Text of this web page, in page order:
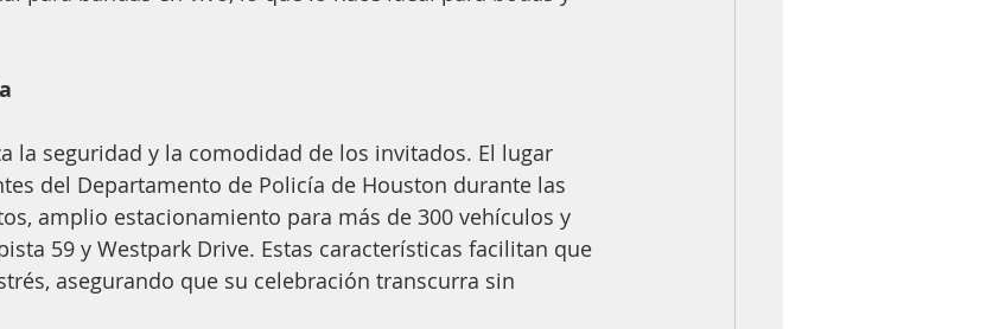
la seguridad y la comodidad de los invitados. El lugar
del Departamento de Policía de Houston durante las
amplio estacionamiento para más de 300 vehículos y
59 y Westpark Drive. Estas características facilitan que
asegurando que su celebración transcurra sin